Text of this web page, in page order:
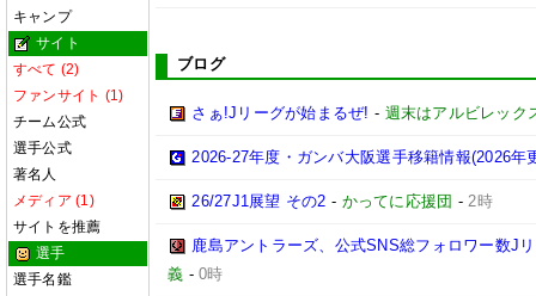
キャンプ
サイト
すべて (2)
ファンサイト (1)
チーム公式
選手公式
著名人
メディア (1)
サイトを推薦
選手
選手名鑑
ブログ
さぁ!Jリーグが始まるぜ! - 週末はアルビレック
2026-27年度・ガンバ大阪選手移籍情報(2026年
26/27J1展望 その2 - かってに応援団 -2時
鹿島アントラーズ、公式SNS総フォロワー数J
義 -0時